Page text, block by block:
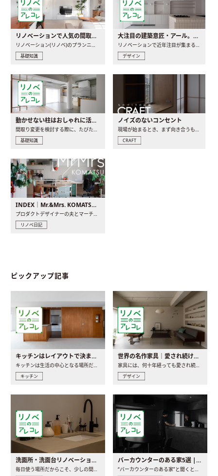
リノベーションで人気の間取りとは？トレンドの間取りと実例を徹底解説
リノベーション(リノベ)のプランニングで一番最初に決めるのは..
基礎知識
大注目の建築意匠・アール。人気の理由と空間に取り入れるポイント
リノベーションで近年注目が集まる建築意匠の一つであるアール..
デザイン
動かせない柱はおしゃれに活用！柱を魅せるリノベーション(リノベ)4選
間取り変更を検討する際に、たびたび皆さんの頭を悩ませる動か..
基礎知識
ノイズのないコンセント
現場が始まるとき、まず向き合うものの一つがコンセントです..
CRAFT
INDEX｜Mr.&Mrs. KOMATSU renovation diary
プロダクトデザイナーの夫とマーチャンダイザーの妻が、夫婦で..
リノベ日記
ピックアップ記事
キッチンはレイアウトで決まる。後悔しないための考え方と選び方
キッチンは生活の中心となる場所だからこそ、家の中のどこに置..
キッチン
世界の名作家具｜愛され続ける理由と一生モノとの出会い方
家具には、何十年経っても愛され続ける「名作」と呼ばれるもの..
デザイン
洗面所・洗面台リノベーションの事例と間取りアイデア
毎日使う場所だからこそ、少しの間取りの工夫や素材の選び方で..
バーカウンターのある家5選 | 日常に馴染む“距離の近い”キッチンとは
“バーカウンターのある家”と聞くと、少し特別な、大人のための..